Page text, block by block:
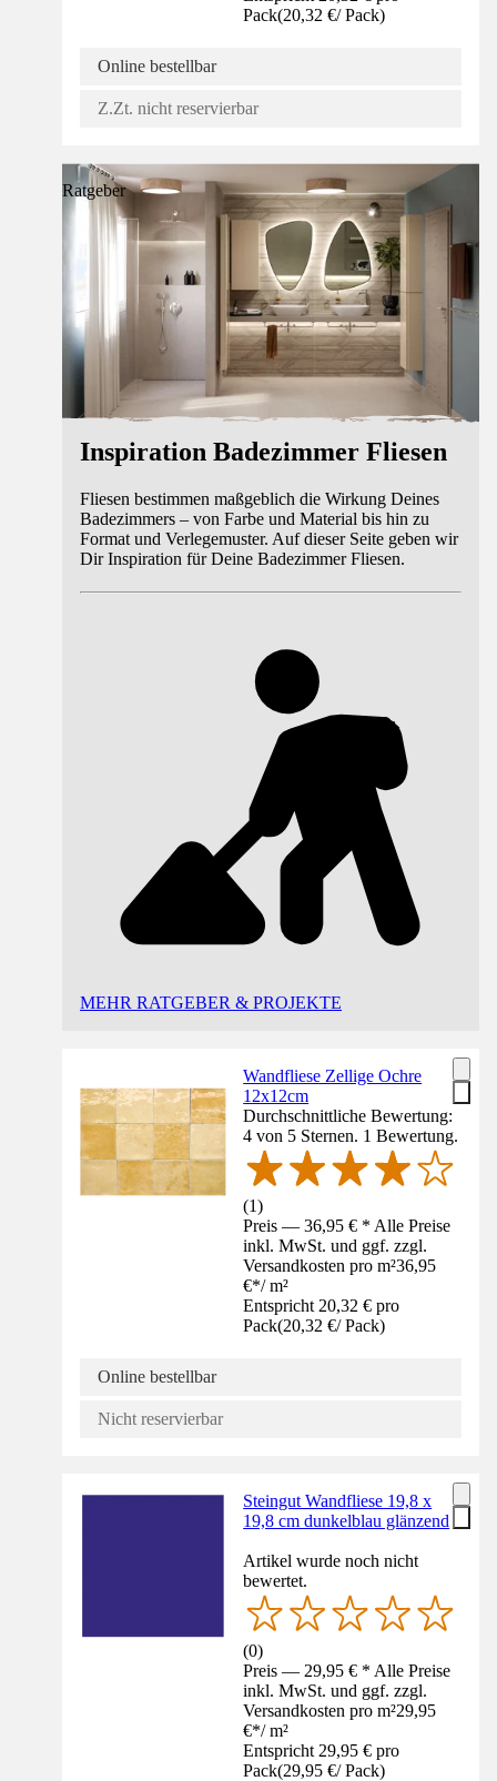
Pack(20,32 €/ Pack)
Online bestellbar
Z.Zt. nicht reservierbar
Ratgeber
Inspiration Badezimmer Fliesen
Fliesen bestimmen maßgeblich die Wirkung Deines
Badezimmers – von Farbe und Material bis hin zu
Format und Verlegemuster. Auf dieser Seite geben wir
Dir Inspiration für Deine Badezimmer Fliesen.
MEHR RATGEBER & PROJEKTE
Wandfliese Zellige Ochre
12x12cm
Durchschnittliche Bewertung:
4 von 5 Sternen. 1 Bewertung.
(1)
Preis — 36,95 € * Alle Preise
inkl. MwSt. und ggf. zzgl.
Versandkosten pro m²36,95
€*/ m²
Entspricht 20,32 € pro
Pack(20,32 €/ Pack)
Online bestellbar
Nicht reservierbar
Steingut Wandfliese 19,8 x
19,8 cm dunkelblau glänzend
Artikel wurde noch nicht
bewertet.
(0)
Preis — 29,95 € * Alle Preise
inkl. MwSt. und ggf. zzgl.
Versandkosten pro m²29,95
€*/ m²
Entspricht 29,95 € pro
Pack(29,95 €/ Pack)